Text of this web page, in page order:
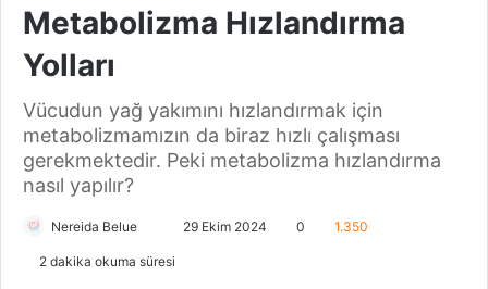
Metabolizma Hızlandırma
Yolları
Vücudun yağ yakımını hızlandırmak için
metabolizmamızın da biraz hızlı çalışması
gerekmektedir. Peki metabolizma hızlandırma
nasıl yapılır?
Nereida Belue 29 Ekim 2024 0 1.350
2 dakika okuma süresi